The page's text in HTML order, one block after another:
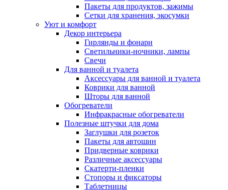
Пакеты для продуктов, зажимы
Сетки для хранения, экосумки
Уют и комфорт
Декор интерьера
Гирлянды и фонари
Светильники-ночники, лампы
Свечи
Для ванной и туалета
Аксессуары для ванной и туалета
Коврики для ванной
Шторы для ванной
Обогреватели
Инфракрасные обогреватели
Полезные штучки для дома
Заглушки для розеток
Пакеты для автошин
Придверные коврики
Различные аксессуары
Скатерти-пленки
Стопоры и фиксаторы
Таблетницы